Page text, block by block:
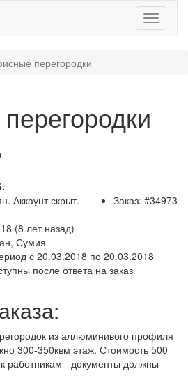
Toggle
перегородки
Заказ: #34973
Аккаунт скрыт.
(8 лет назад)
Сумия
с 20.03.2018 по 20.03.2018
после ответа на заказ
из аллюминивого профиля
300-350квм этаж. Стоимость 500
работникам - документы должны